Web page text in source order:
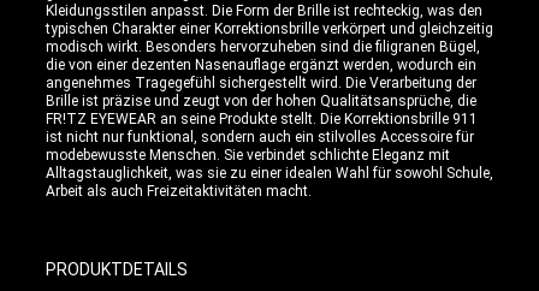
Kleidungsstilen anpasst. Die Form der Brille ist rechteckig, was den
typischen Charakter einer Korrektionsbrille verkörpert und gleichzeitig
modisch wirkt. Besonders hervorzuheben sind die filigranen Bügel,
die von einer dezenten Nasenauflage ergänzt werden, wodurch ein
angenehmes Tragegefühl sichergestellt wird. Die Verarbeitung der
Brille ist präzise und zeugt von der hohen Qualitätsansprüche, die
FR!TZ EYEWEAR an seine Produkte stellt. Die Korrektionsbrille 911
ist nicht nur funktional, sondern auch ein stilvolles Accessoire für
modebewusste Menschen. Sie verbindet schlichte Eleganz mit
Alltagstauglichkeit, was sie zu einer idealen Wahl für sowohl Schule,
Arbeit als auch Freizeitaktivitäten macht.
PRODUKTDETAILS